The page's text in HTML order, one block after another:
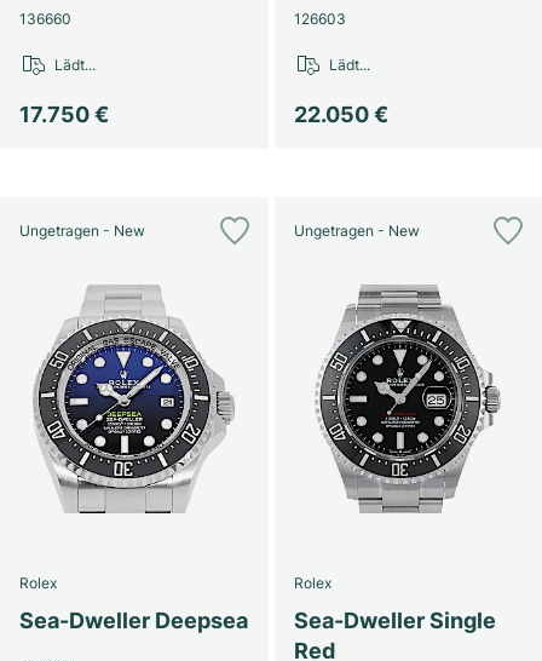
136660
17.750 €
Lädt...
126603
22.050 €
Lädt...
Ungetragen - New
Rolex
Sea-Dweller Deepsea
Ungetragen - New
Rolex
Sea-Dweller Single
Red